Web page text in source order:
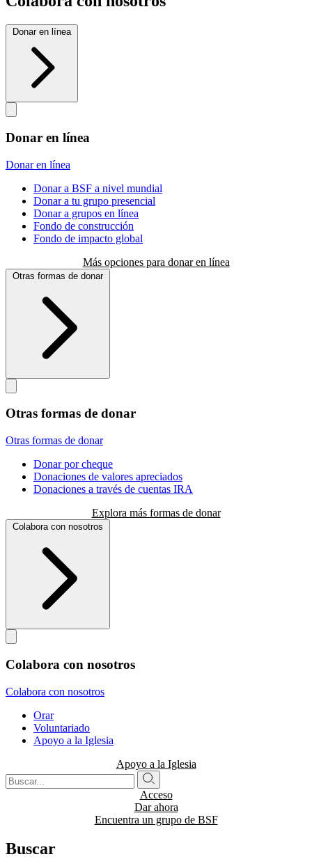
Donar en línea
Donar en línea
Donar en línea
Donar a BSF a nivel mundial
Donar a tu grupo presencial
Donar a grupos en línea
Fondo de construcción
Fondo de impacto global
Más opciones para donar en línea
Otras formas de donar
Otras formas de donar
Otras formas de donar
Donar por cheque
Donaciones de valores apreciados
Donaciones a través de cuentas IRA
Explora más formas de donar
Colabora con nosotros
Colabora con nosotros
Colabora con nosotros
Orar
Voluntariado
Apoyo a la Iglesia
Apoyo a la Iglesia
Acceso
Dar ahora
Encuentra un grupo de BSF
Buscar